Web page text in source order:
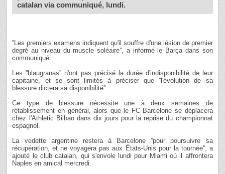
catalan via communiqué, lundi.
''Les premiers examens indiquent qu'il souffre d'une lésion de premier
degré au niveau du muscle soléaire'', a informé le Barça dans son
communiqué.
Les ''blaugranas'' n'ont pas précisé la durée d'indisponibilité de leur
capitaine, et se sont limités à préciser que ''l'évolution de sa
blessure dictera sa disponibilité''.
Ce type de blessure nécessite une à deux semaines de
rétablissement en général, alors que le FC Barcelone se déplacera
chez l'Athletic Bilbao dans dix jours pour la reprise du championnat
espagnol.
La vedette argentine restera à Barcelone ''pour poursuivre sa
récupération, et ne voyagera pas aux États-Unis pour la tournée'', a
ajouté le club catalan, qui s'envole lundi pour Miami où il affrontera
Naples en amical mercredi.